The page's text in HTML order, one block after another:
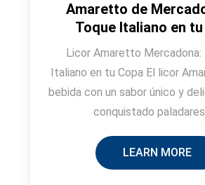
Amaretto de
Toque Italiano en
Licor Amaretto Mercadona:
Italiano en tu Copa El licor
bebida con un sabor único y
conquistado paladares
LEARN MORE